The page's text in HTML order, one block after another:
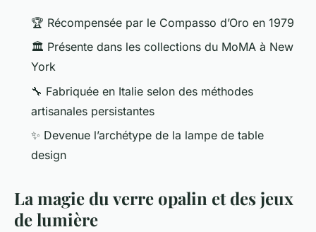
🏆 Récompensée par le Compasso d’Oro en 1979
🏛️ Présente dans les collections du MoMA à New
York
🔧 Fabriquée en Italie selon des méthodes
artisanales persistantes
✨ Devenue l’archétype de la lampe de table
design
La magie du verre opalin et des jeux
de lumière